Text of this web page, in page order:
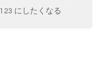
にしたくなる